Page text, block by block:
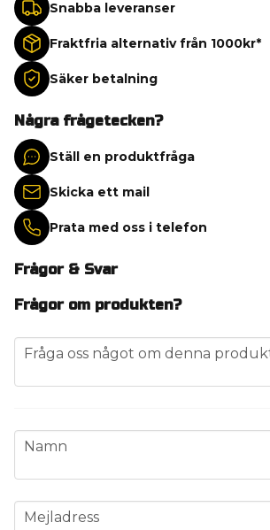
Snabba leveranser
Fraktfria alternativ från 1000kr*
Säker betalning
Några frågetecken?
Ställ en produktfråga
Skicka ett mail
Prata med oss i telefon
Frågor & Svar
Frågor om produkten?
question
Fråga oss något om denna
name
Namn
email
Mejladress